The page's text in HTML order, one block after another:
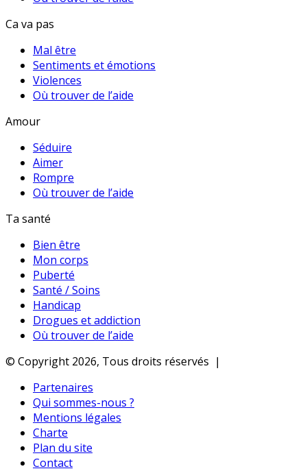
Ca va pas
Mal être
Sentiments et émotions
Violences
Où trouver de l’aide
Amour
Séduire
Aimer
Rompre
Où trouver de l’aide
Ta santé
Bien être
Mon corps
Puberté
Santé / Soins
Handicap
Drogues et addiction
Où trouver de l’aide
© Copyright 2026, Tous droits réservés |
Partenaires
Qui sommes-nous ?
Mentions légales
Charte
Plan du site
Contact